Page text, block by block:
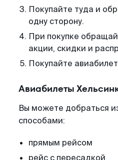
Покупайте туда и
одну сторону.
При покупке
акции, скидки и
Покупайте
Авиабилеты
Вы можете добраться
способами:
прямым рейсом
рейс с пересадкой